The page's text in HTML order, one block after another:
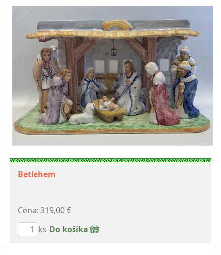
Betlehem
Cena: 319,00 €
ks Do košíka